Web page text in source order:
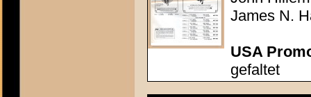
James N.
USA
gefaltet